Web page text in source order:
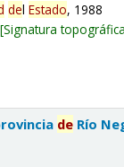
delEstado, 1988
Signatura
de Río